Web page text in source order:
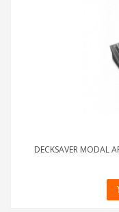
DECKSAVER MODAL